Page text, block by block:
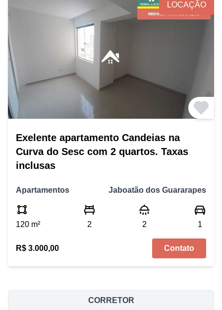
LOCAÇÃO
Exelente apartamento Candeias na
Curva do Sesc com 2 quartos. Taxas
inclusas
Apartamentos Jaboatão dos Guararapes
120 m² 2 2 1
R$ 3.000,00 Contato
CORRETOR